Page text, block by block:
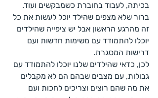
בכיתה, לעבוד בחוברת כשמבקשים ועוד.
ברור שלא מצפים שהילד יוכל לעשות את כל
זה מהרגע הראשון אבל יש ציפייה שהילדים
יוכלו להתמודד עם משימות חדשות ועם
דרישות המסגרת.
לכן, כדאי שהילדים שלנו יוכלו להתמודד עם
גבולות, עם מצבים שבהם הם לא מקבלים
את מה שהם רוצים וצריכים לחכות ועם